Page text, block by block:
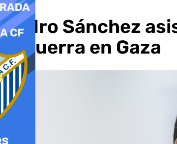
Pedro Sánchez
la guerra en Gaza